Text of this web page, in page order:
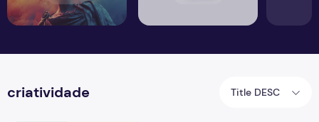
criatividade Title DESC